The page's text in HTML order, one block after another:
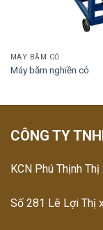
MÁY BĂM CỎ
Máy băm nghiền cỏ
CÔNG TY
KCN Phú Thịnh
Số 281 Lê Lợi Thị